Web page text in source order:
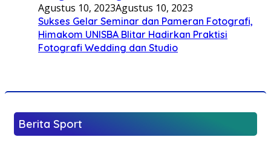
Agustus 10, 2023Agustus 10, 2023
Sukses Gelar Seminar dan Pameran Fotografi,
Himakom UNISBA Blitar Hadirkan Praktisi
Fotografi Wedding dan Studio
Berita Sport